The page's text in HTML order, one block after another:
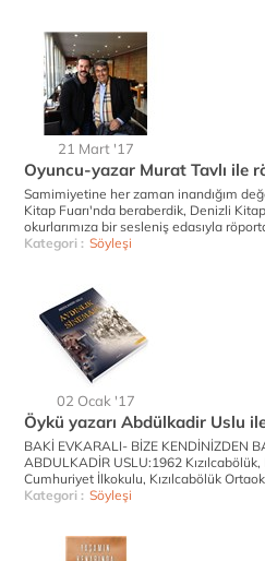
21 Mart '17
Oyuncu-yazar Murat Tavlı ile
Samimiyetine her zaman inandığım
Kitap Fuarı'nda beraberdik, Denizli
okurlarımıza bir sesleniş edasıyla
Kategori : Söyleşi
02 Ocak '17
Öykü yazarı Abdülkadir Uslu
BAKİ EVKARALI- BİZE KENDİNİZDEN
ABDULKADİR USLU:1962
Cumhuriyet İlkokulu, Kızılcabölük
Kategori : Söyleşi